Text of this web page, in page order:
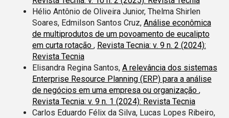
Hélio Antônio de Oliveira Junior, Thelma Shirlen
Soares, Edmilson Santos Cruz, Análise econômica
de multiprodutos de um povoamento de eucalipto
em curta rotação , Revista Tecnia: v. 9 n. 2 (2024):
Revista Tecnia
Elisandra Regina Santos, A relevância dos sistemas
Enterprise Resource Planning (ERP) para a análise
de negócios em uma empresa ou organização ,
Revista Tecnia: v. 9 n. 1 (2024): Revista Tecnia
Carlos Eduardo Félix da Silva, Lucas Lopes Ribeiro,